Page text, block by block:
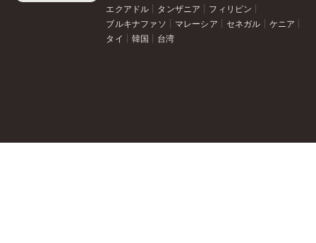
エクアドル
タンザニア
フィリピン
ブルキナファソ
マレーシア セネガル
ケニア
タイ
韓国 台湾